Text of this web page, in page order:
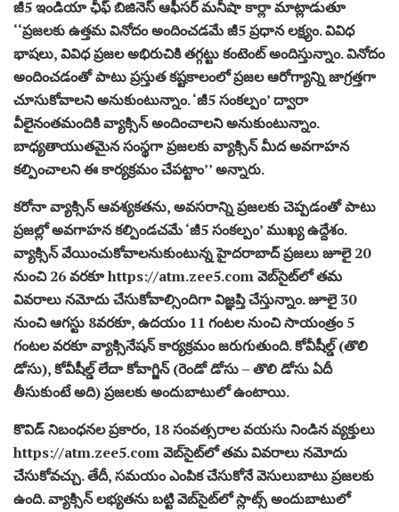
జీ5 ఇండియా ఛీఫ్‌ బిజినెస్‌ ఆఫీసర్‌ మనీషా కార్లా మాట్లాడుతూ
‘‘ప్రజలకు ఉత్తమ వినోదం అందించడమే జీ5 ప్రధాన లక్ష్యం. వివిధ
భాషలు, వివిధ ప్రజల అభిరుచికి తగ్గట్టు కంటెంట్‌ అందిస్తున్నాం. వినోదం
అందించడంతో పాటు ప్రస్తుత కష్టకాలంలో ప్రజల ఆరోగ్యాన్ని జాగ్రత్తగా
చూసుకోవాలని అనుకుంటున్నాం. ‘జీ5 సంకల్పం’ ద్వారా
వీలైనంతమందికి వ్యాక్సిన్‌ అందించాలని అనుకుంటున్నాం.
బాధ్యతాయుతమైన సంస్థగా ప్రజలకు వ్యాక్సిన్‌ మీద అవగాహన
కల్పించాలని ఈ కార్యక్రమం చేపట్టాం’’ అన్నారు.
కరోనా వ్యాక్సిన్‌ ఆవశ్యకతను, అవసరాన్ని ప్రజలకు చెప్పడంతో పాటు
ప్రజల్లో అవగాహన కల్పిండచమే ‘జీ5 సంకల్పం’ ముఖ్య ఉద్దేశం.
వ్యాక్సిన్‌ వేయించుకోవాలనుకుంటున్న హైదరాబాద్‌ ప్రజలు జూలై 20
నుంచి 26 వరకూ https://atm.zee5.com వెబ్‌సైట్‌లో తమ
వివరాలు నమోదు చేసుకోవాల్సిందిగా విజ్ఞప్తి చేస్తున్నాం. జూలై 30
నుంచి ఆగస్టు 8వరకూ, ఉదయం 11 గంటల నుంచి సాయంత్రం 5
గంటల వరకూ వ్యాక్సినేషన్‌ కార్యక్రమం జరుగుతుంది. కోవీషీల్డ్‌ (తొలి
డోసు), కోవీషీల్డ్‌ లేదా కోవాగ్జిన్‌ (రెండో డోసు – తొలి డోసు ఏదీ
తీసుకుంటే అది) ప్రజలకు అందుబాటులో ఉంటాయి.
కొవిడ్‌ నిబంధనల ప్రకారం, 18 సంవత్సరాల వయసు నిండిన వ్యక్తులు
https://atm.zee5.com వెబ్‌సైట్‌లో తమ వివరాలు నమోదు
చేసుకోవచ్చు. తేదీ, సమయం ఎంపిక చేసుకోనే వెసులుబాటు ప్రజలకు
ఉంది. వ్యాక్సిన్‌ లభ్యతను బట్టి వెబ్‌సైట్‌లో స్లాట్స్‌ అందుబాటులో